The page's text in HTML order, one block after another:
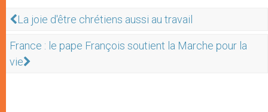
La joie d'être chrétiens aussi au travail
France : le pape François soutient la Marche pour la
vie